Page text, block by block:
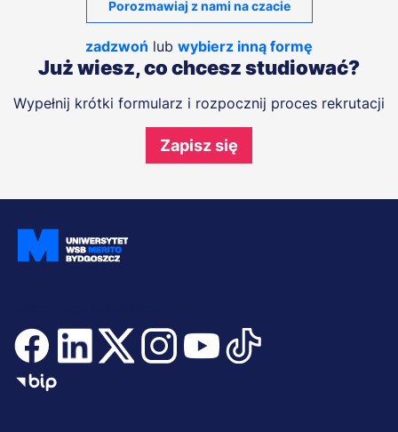
Porozmawiaj z nami na czacie
zadzwoń lub wybierz inną formę
Już wiesz, co chcesz studiować?
Wypełnij krótki formularz i rozpocznij proces rekrutacji
Zapisz się